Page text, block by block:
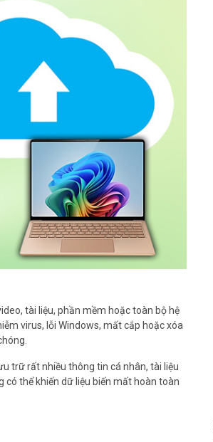
tài liệu, phần mềm hoặc toàn bộ hệ
virus, lỗi Windows, mất cắp hoặc xóa
trữ rất nhiều thông tin cá nhân, tài liệu
có thể khiến dữ liệu biến mất hoàn toàn